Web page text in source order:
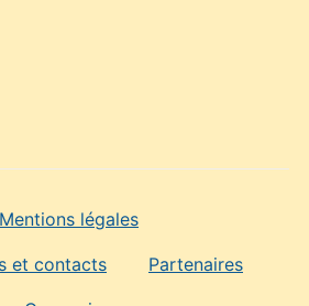
Mentions légales
et contacts Partenaires